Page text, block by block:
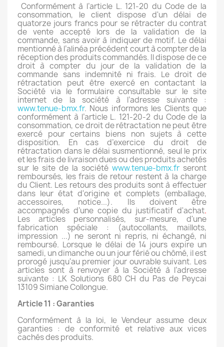
Conformément à l’article L. 121-20 du Code de la
consommation, le client dispose d'un délai de
quatorze jours francs pour se rétracter du contrat
de vente accepté lors de la validation de la
commande, sans avoir à indiquer de motif. Le délai
mentionné à l’alinéa précédent court à compter de la
réception des produits commandés. Il dispose de ce
droit à compter du jour de la validation de la
commande sans indemnité ni frais. Le droit de
rétractation peut être exercé en contactant la
Société via le formulaire consultable sur le site
internet de la société à l’adresse suivante :
www.tenue-bmx.fr. Nous informons les Clients que
conformément à l’article L. 121-20-2 du Code de la
consommation, ce droit de rétractation ne peut être
exercé pour certains biens non sujets à cette
disposition. En cas d’exercice du droit de
rétractation dans le délai susmentionné, seul le prix
et les frais de livraison dues ou des produits achetés
sur le site de la société www.tenue-bmx.fr seront
remboursés, les frais de retour restent à la charge
du Client. Les retours des produits sont à effectuer
dans leur état d'origine et complets (emballage,
accessoires, notice...). Ils doivent être
accompagnés d’une copie du justificatif d'achat.
Les articles personnalisés, sur-mesure, d'une
fabrication spéciale : (autocollants, maillots,
impression ...) ne seront ni repris, ni échangé, ni
remboursé. Lorsque le délai de 14 jours expire un
samedi, un dimanche ou un jour férié ou chômé, il est
prorogé jusqu'au premier jour ouvrable suivant. Les
articles sont à renvoyer à la Société à l’adresse
suivante : LK Solutions 680 CH du Pas de Peycai
13109 Simiane Collongue.
Article 11 : Garanties
Conformément à la loi, le Vendeur assume deux
garanties : de conformité et relative aux vices
cachés des produits.